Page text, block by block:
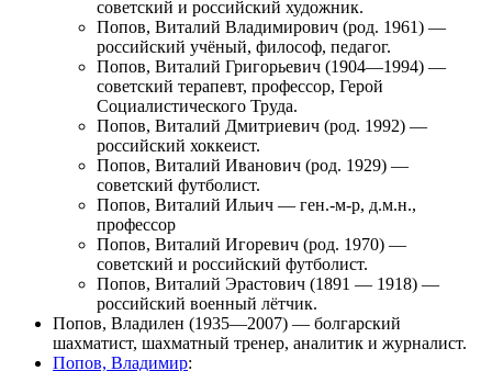
советский и российский художник.
Попов, Виталий Владимирович (род. 1961) —
российский учёный, философ, педагог.
Попов, Виталий Григорьевич (1904—1994) —
советский терапевт, профессор, Герой
Социалистического Труда.
Попов, Виталий Дмитриевич (род. 1992) —
российский хоккеист.
Попов, Виталий Иванович (род. 1929) —
советский футболист.
Попов, Виталий Ильич — ген.-м-р, д.м.н.,
профессор
Попов, Виталий Игоревич (род. 1970) —
советский и российский футболист.
Попов, Виталий Эрастович (1891 — 1918) —
российский военный лётчик.
Попов, Владилен (1935—2007) — болгарский
шахматист, шахматный тренер, аналитик и журналист.
Попов, Владимир: